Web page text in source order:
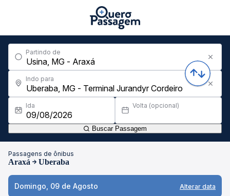
Partindo de
Indo para
Ida Volta (opcional)
Buscar Passagem
Passagens de ônibus
Araxá Uberaba
Domingo, 09 de Agosto Alterar data